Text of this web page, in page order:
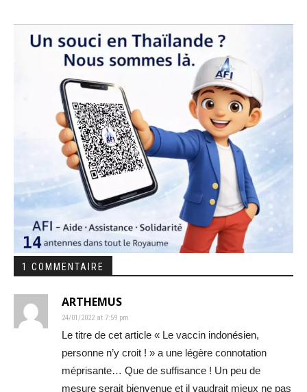
1 COMMENTAIRE
ARTHEMUS
24/01/2022 at 7:59 pm
Le titre de cet article « Le vaccin indonésien,
personne n’y croit ! » a une légère connotation
méprisante… Que de suffisance ! Un peu de
mesure serait bienvenue et il vaudrait mieux ne pas